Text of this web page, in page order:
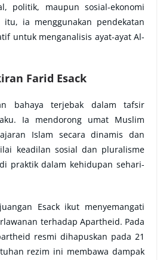
politik, maupun sosial-ekonomi
ia menggunakan pendekatan
untuk menganalisis ayat-ayat Al-
Farid Esack
bahaya terjebak dalam tafsir
Ia mendorong umat Muslim
Islam secara dinamis dan
keadilan sosial dan pluralisme
praktik dalam kehidupan sehari-
Esack ikut menyemangati
terhadap Apartheid. Pada
resmi dihapuskan pada 21
rezim ini membawa dampak